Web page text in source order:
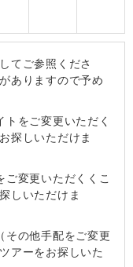
てご参照くださ
ありますので予め
をご変更いただく
探しいただけま
ご変更いただくくこ
しいただけま
その他手配をご変更
アーをお探しいた